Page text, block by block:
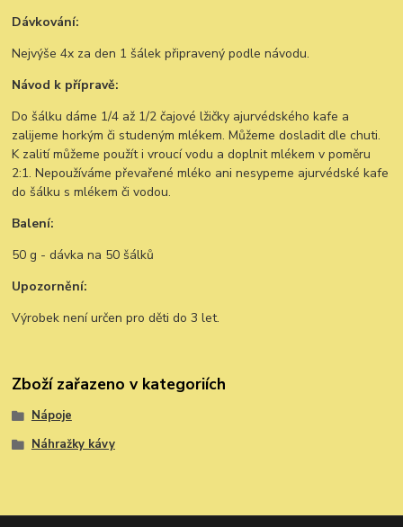
Dávkování:
Nejvýše 4x za den 1 šálek připravený podle návodu.
Návod k přípravě:
Do šálku dáme 1/4 až 1/2 čajové lžičky ajurvédského kafe a
zalijeme horkým či studeným mlékem. Můžeme dosladit dle chuti.
K zalití můžeme použít i vroucí vodu a doplnit mlékem v poměru
2:1. Nepoužíváme převařené mléko ani nesypeme ajurvédské kafe
do šálku s mlékem či vodou.
Balení:
50 g - dávka na 50 šálků
Upozornění:
Výrobek není určen pro děti do 3 let.
Zboží zařazeno v kategoriích
Nápoje
Náhražky kávy